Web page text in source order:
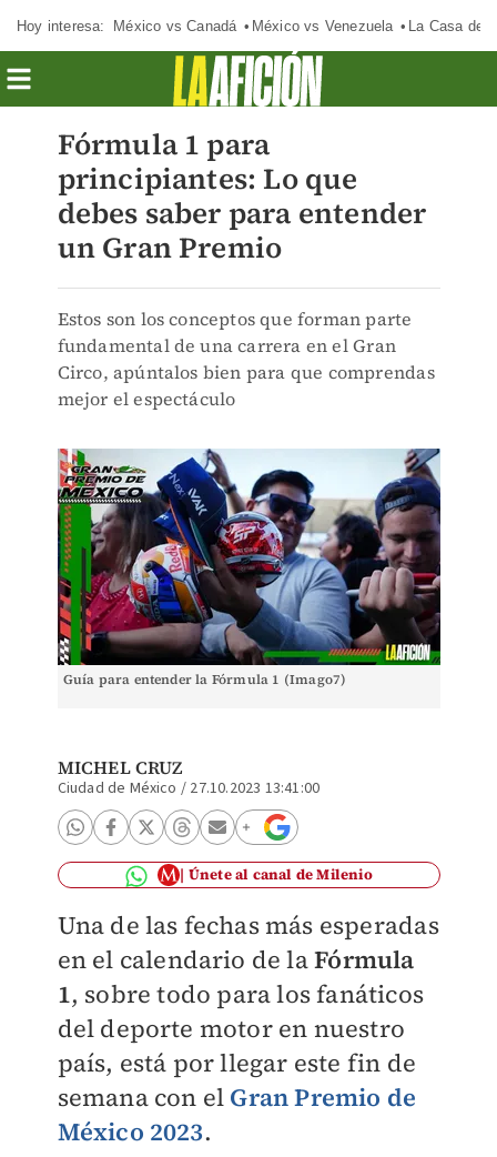
Hoy interesa: México vs Canadá México vs Venezuela La Casa de
Fórmula 1 para
principiantes: Lo que
debes saber para entender
un Gran Premio
Estos son los conceptos que forman parte
fundamental de una carrera en el Gran
Circo, apúntalos bien para que comprendas
mejor el espectáculo
Guía para entender la Fórmula 1 (Imago7)
MICHEL CRUZ
Ciudad de México / 27.10.2023 13:41:00
Únete al canal de Milenio
Una de las fechas más esperadas
en el calendario de laFórmula
1, sobre todo para los fanáticos
del deporte motor en nuestro
país, está por llegar este fin de
semana con el Gran Premio de
México 2023.